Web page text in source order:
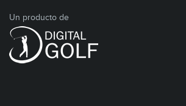
Un producto de